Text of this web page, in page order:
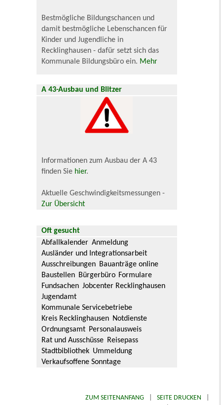
Bestmögliche Bildungschancen und
damit bestmögliche Lebenschancen für
Kinder und Jugendliche in
Recklinghausen - dafür setzt sich das
Kommunale Bildungsbüro ein. Mehr
A 43-Ausbau und Blitzer
Informationen zum Ausbau der A 43
finden Sie hier.
Aktuelle Geschwindigkeitsmessungen -
Zur Übersicht
Oft gesucht
Abfallkalender Anmeldung
Ausländer und Integrationsarbeit
Ausschreibungen Bauanträge online
Baustellen Bürgerbüro Formulare
Fundsachen Jobcenter Recklinghausen
Jugendamt
Kommunale Servicebetriebe
Kreis Recklinghausen Notdienste
Ordnungsamt Personalausweis
Rat und Ausschüsse Reisepass
Stadtbibliothek Ummeldung
Verkaufsoffene Sonntage
ZUM SEITENANFANG SEITE DRUCKEN